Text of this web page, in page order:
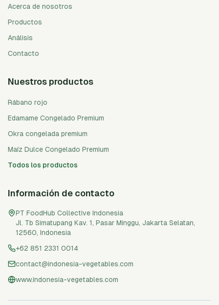
Acerca de nosotros
Productos
Análisis
Contacto
Nuestros productos
Rábano rojo
Edamame Congelado Premium
Okra congelada premium
Maíz Dulce Congelado Premium
Todos los productos
Información de contacto
PT FoodHub Collective Indonesia
Jl. Tb Simatupang Kav. 1, Pasar Minggu, Jakarta Selatan,
12560, Indonesia
+62 851 2331 0014
contact@indonesia-vegetables.com
www.indonesia-vegetables.com